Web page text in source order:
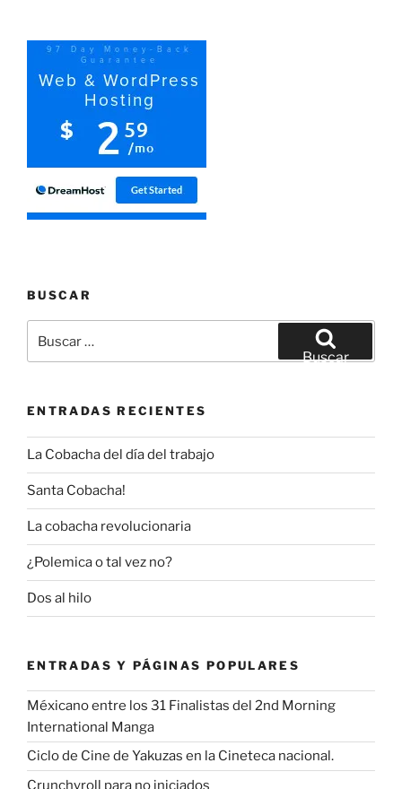
BUSCAR
por:
Buscar
ENTRADAS RECIENTES
La Cobacha del día del trabajo
Santa Cobacha!
La cobacha revolucionaria
¿Polemica o tal vez no?
Dos al hilo
ENTRADAS Y PÁGINAS POPULARES
Méxicano entre los 31 Finalistas del 2nd Morning
International Manga
Ciclo de Cine de Yakuzas en la Cineteca nacional.
Crunchyroll para no iniciados